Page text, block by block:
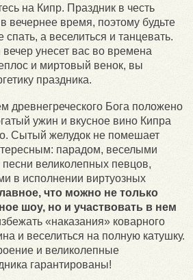
на Кипр. Праздник в честь
вечернее время, поэтому будьте
а веселиться и танцевать.
унесет вас во времена
и миртовый венок, вы
праздника.
древнегреческого Бога положено
ужин и вкусное вино Кипра
Сытый желудок не помешает
парадом, веселыми
великолепных певцов,
в исполнении виртуозных
что можно не только
шоу, но и участвовать в нем
«наказания» коварного
и веселиться на полную катушку.
и великолепные
гарантированы!